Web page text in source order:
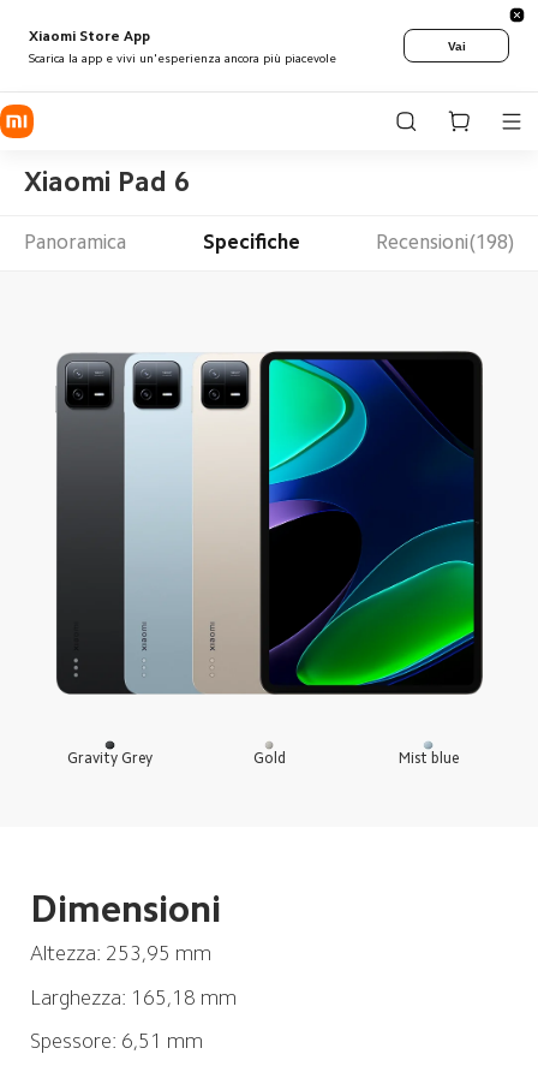
Xiaomi Store App
Scarica la app e vivi un'esperienza ancora più piacevole
Vai
Xiaomi Pad 6
Panoramica Specifiche Recensioni(198)
Gravity Grey Gold Mist blue
Dimensioni
Altezza: 253,95 mm
Larghezza: 165,18 mm
Spessore: 6,51 mm